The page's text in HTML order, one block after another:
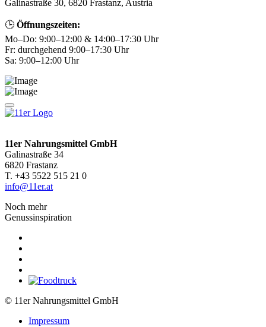
Galinastraße 30, 6820 Frastanz, Austria
🕒 Öffnungszeiten:
Mo–Do: 9:00–12:00 & 14:00–17:30 Uhr
Fr: durchgehend 9:00–17:30 Uhr
Sa: 9:00–12:00 Uhr
11er Nahrungsmittel GmbH
Galinastraße 34
6820 Frastanz
T. +43 5522 515 21 0
info@11er.at
Noch mehr
Genussinspiration
© 11er Nahrungsmittel GmbH
Impressum